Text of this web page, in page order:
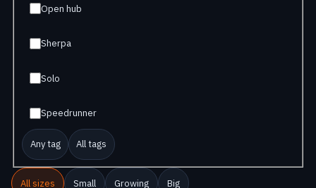
Open hub
Sherpa
Solo
Speedrunner
Any tag All tags
All sizes Small Growing Big